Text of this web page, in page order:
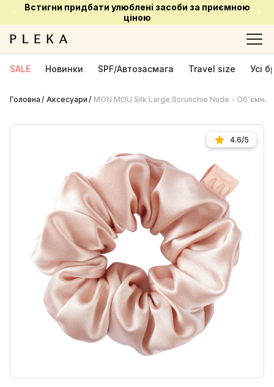
Встигни придбати улюблені засоби за приємною
ціною
SALE Новинки SPF/Автозасмага Travel size Усі
Головна Аксесуари MON MOU Silk Large Scrunchie Nude - Об'ємна
4.6/5